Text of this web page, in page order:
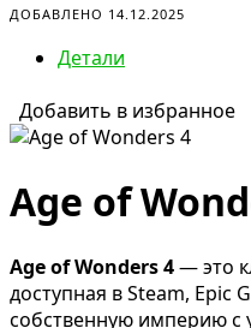
ДОБАВЛЕНО 14.12.2025
Детали
Добавить в избранное
Age of
Age of Wonders 4— это
доступная в Steam, Epic
собственную империю с